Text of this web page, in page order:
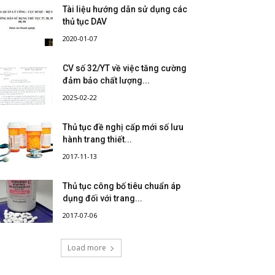
Tài liệu hướng dẫn sử dụng các
thủ tục DAV
2020-01-07
CV số 32/YT về việc tăng cường
đảm bảo chất lượng...
2025-02-22
Thủ tục đề nghị cấp mới số lưu
hành trang thiết...
2017-11-13
Thủ tục công bố tiêu chuẩn áp
dụng đối với trang...
2017-07-06
Load more